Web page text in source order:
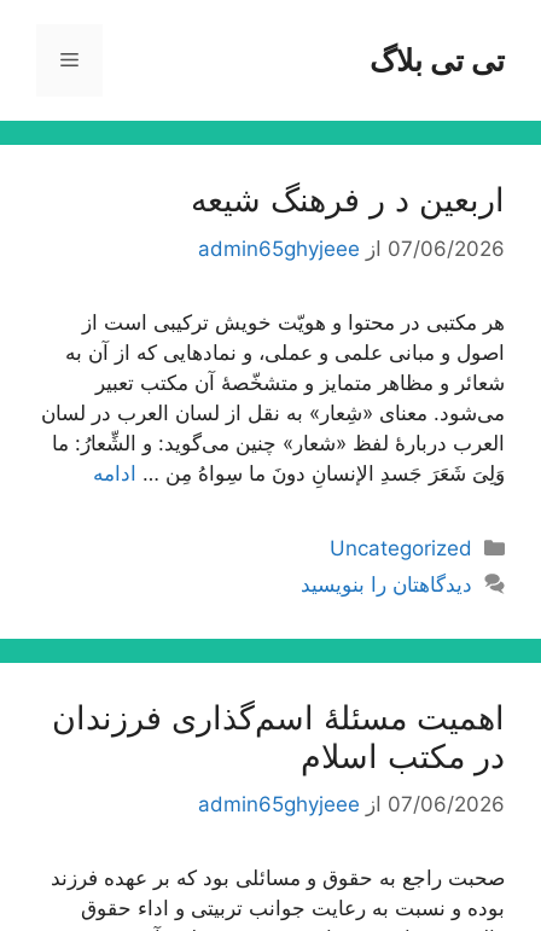
محتواتی تی بلاگ فهرست
اربعین د ر فرهنگ شیعه
07/06/2026 از admin65ghyjeee
هر مکتبی در محتوا و هویّت خویش ترکیبی است از
اصول و مبانی علمی و عملی، و نمادهایی که از آن به
شعائر و مظاهر متمایز و متشخّصۀ آن مکتب تعبیر
می‌شود. معنای «شِعار» به نقل از لسان العرب در لسان
العرب دربارۀ لفظ «شعار» چنین می‌گوید: و الشِّعارُ: ما
وَلِیَ شَعَرَ جَسدِ الإنسانِ دونَ ما سِواهُ مِن … ادامه
دسته‌ها
Uncategorized
دیدگاهتان را بنویسید
اهمیت مسئلۀ اسم‌گذارى فرزندان
در مكتب اسلام
07/06/2026 از admin65ghyjeee
صحبت راجع به حقوق و مسائلی بود كه بر عهده فرزند
بوده و نسبت به رعایت جوانب تربیتی و اداء حقوق